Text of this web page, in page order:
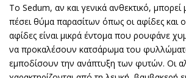
Το Sedum, αν και γενικά ανθεκτικό, μπορεί
πέσει θύμα παρασίτων όπως οι αφίδες και
αφίδες είναι μικρά έντομα που ρουφάνε
να προκαλέσουν κατσάρωμα του
εμποδίσουν την ανάπτυξη των φυτών. Οι